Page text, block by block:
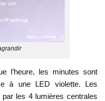
l’heure, les minutes sont
à une LED violette. Les
les 4 lumières centrales